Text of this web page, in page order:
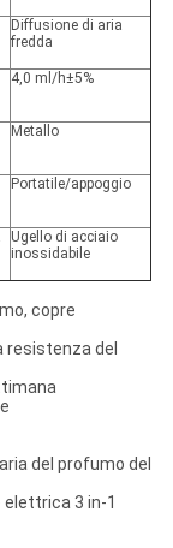
Diffusione di aria
fredda
4,0 ml/h±5%
Metallo
Portatile/appoggio
Ugello di acciaio
inossidabile
copre
resistenza del
del profumo del
3 in-1